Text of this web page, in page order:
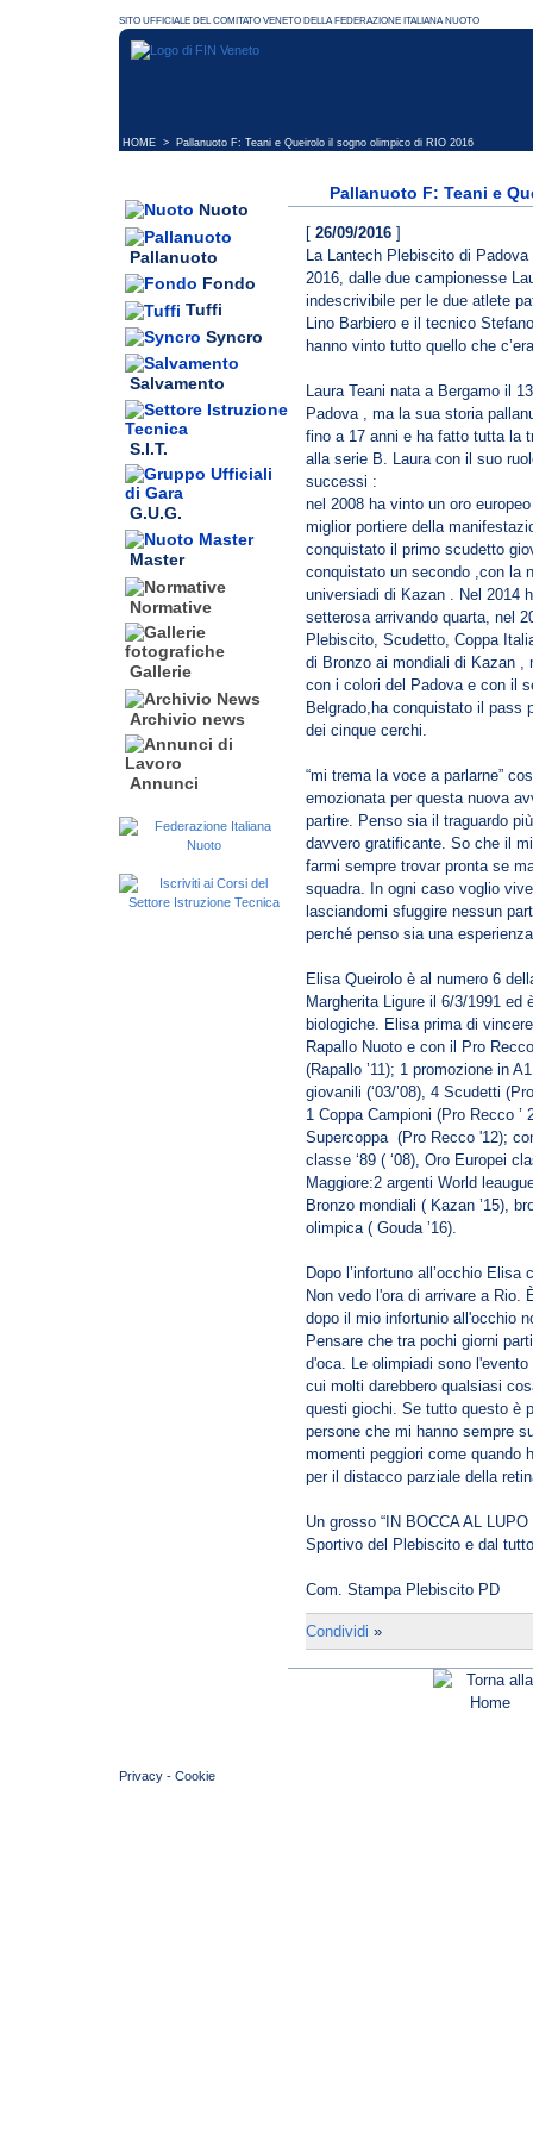
HOME > Pallanuoto F: Teani e Queirolo il sogno olimpico di RIO 2016
Nuoto
Pallanuoto
Fondo
Tuffi
Syncro
Salvamento
S.I.T.
G.U.G.
Master
Normative
Gallerie
Archivio news
Annunci
Pallanuoto F: Teani e
[ 26/09/2016 ]
La Lantech Plebiscito di
2016, dalle due campionesse
indescrivibile per le due atlete
Lino Barbiero e il tecnico
hanno vinto tutto quello che
Laura Teani nata a Bergamo il
Padova , ma la sua storia
fino a 17 anni e ha fatto tutta la
alla serie B. Laura con il suo
successi :
nel 2008 ha vinto un oro
miglior portiere della
conquistato il primo scudetto
conquistato un secondo ,con la
universiadi di Kazan . Nel 2014
setterosa arrivando quarta, nel
Plebiscito, Scudetto, Coppa
di Bronzo ai mondiali di Kazan ,
con i colori del Padova e con il
Belgrado,ha conquistato il pass
dei cinque cerchi.
“mi trema la voce a parlarne”
emozionata per questa nuova
partire. Penso sia il traguardo
davvero gratificante. So che il
farmi sempre trovar pronta se
squadra. In ogni caso voglio
lasciandomi sfuggire nessun
perché penso sia una
Elisa Queirolo è al numero 6
Margherita Ligure il 6/3/1991
biologiche. Elisa prima di
Rapallo Nuoto e con il Pro
(Rapallo ’11); 1 promozione in
giovanili (‘03/’08), 4 Scudetti
1 Coppa Campioni (Pro Recco ’
Supercoppa (Pro Recco '12);
classe ‘89 ( ‘08), Oro Europei
Maggiore:2 argenti World
Bronzo mondiali ( Kazan ’15),
olimpica ( Gouda ’16).
Dopo l’infortuno all’occhio
Non vedo l'ora di arrivare a Rio.
dopo il mio infortunio all'occhio
Pensare che tra pochi giorni
d'oca. Le olimpiadi sono
cui molti darebbero qualsiasi
questi giochi. Se tutto questo è
persone che mi hanno sempre
momenti peggiori come quando
per il distacco parziale della
Un grosso “IN BOCCA AL
Sportivo del Plebiscito e dal
Com. Stampa Plebiscito PD
Condividi »
Privacy - Cookie